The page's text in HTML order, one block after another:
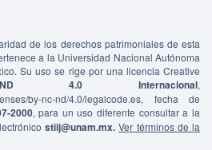
de los derechos patrimoniales de esta
a la Universidad Nacional Autónoma
Su uso se rige por una licencia Creative
ND 4.0 Internacional,
by-nc-nd/4.0/legalcode.es, fecha de
2000, para un uso diferente consultar a la
stiij@unam.mx. Ver términos de la